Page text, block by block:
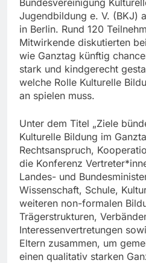
Jugendbildung e. V. (BKJ)
in Berlin. Rund 120
Mitwirkende diskutierten
wie Ganztag künftig
stark und kindgerecht
welche Rolle Kulturelle
an spielen muss.
Unter dem Titel „Ziele
Kulturelle Bildung im
Rechtsanspruch,
die Konferenz
Landes- und
Wissenschaft, Schule,
weiteren non-formalen
Trägerstrukturen,
Interessenvertretungen
Eltern zusammen, um
einen qualitativ starken